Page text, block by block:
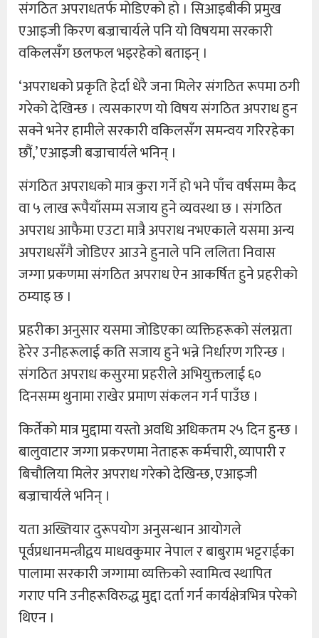
संगठित अपराधतर्फ मोडिएको हो । सिआइबीकी प्रमुख
एआइजी किरण बज्राचार्यले पनि यो विषयमा सरकारी
वकिलसँग छलफल भइरहेको बताइन् ।
‘अपराधको प्रकृति हेर्दा धेरै जना मिलेर संगठित रूपमा ठगी
गरेको देखिन्छ । त्यसकारण यो विषय संगठित अपराध हुन
सक्ने भनेर हामीले सरकारी वकिलसँग समन्वय गरिरहेका
छौं,’ एआइजी बज्राचार्यले भनिन् ।
संगठित अपराधको मात्र कुरा गर्ने हो भने पाँच वर्षसम्म कैद
वा ५ लाख रूपैयाँसम्म सजाय हुने व्यवस्था छ । संगठित
अपराध आफैमा एउटा मात्रै अपराध नभएकाले यसमा अन्य
अपराधसँगै जोडिएर आउने हुनाले पनि ललिता निवास
जग्गा प्रकणमा संगठित अपराध ऐन आकर्षित हुने प्रहरीको
ठम्याइ छ ।
प्रहरीका अनुसार यसमा जोडिएका व्यक्तिहरूको संलग्नता
हेरेर उनीहरूलाई कति सजाय हुने भन्ने निर्धारण गरिन्छ ।
संगठित अपराध कसुरमा प्रहरीले अभियुक्तलाई ६०
दिनसम्म थुनामा राखेर प्रमाण संकलन गर्न पाउँछ ।
किर्तेको मात्र मुद्दामा यस्तो अवधि अधिकतम २५ दिन हुन्छ ।
बालुवाटार जग्गा प्रकरणमा नेताहरू कर्मचारी, व्यापारी र
बिचौलिया मिलेर अपराध गरेको देखिन्छ, एआइजी
बज्राचार्यले भनिन् ।
यता अख्तियार दुरूपयोग अनुसन्धान आयोगले
पूर्वप्रधानमन्त्रीद्वय माधवकुमार नेपाल र बाबुराम भट्टराईका
पालामा सरकारी जग्गामा व्यक्तिको स्वामित्व स्थापित
गराए पनि उनीहरूविरुद्ध मुद्दा दर्ता गर्न कार्यक्षेत्रभित्र परेको
थिएन ।